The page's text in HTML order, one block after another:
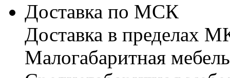
Доставка по МСК
Доставка в пределах
Малогабаритная